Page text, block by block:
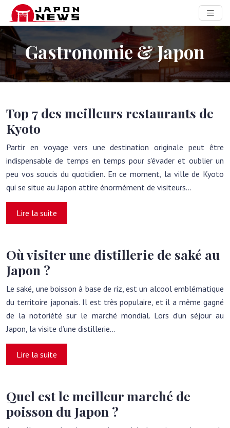
Gastronomie & Japon
Top 7 des meilleurs restaurants de
Kyoto
Partir en voyage vers une destination originale peut être
indispensable de temps en temps pour s’évader et oublier un
peu vos soucis du quotidien. En ce moment, la ville de Kyoto
qui se situe au Japon attire énormément de visiteurs…
Lire la suite
Où visiter une distillerie de saké au
Japon ?
Le saké, une boisson à base de riz, est un alcool emblématique
du territoire japonais. Il est très populaire, et il a même gagné
de la notoriété sur le marché mondial. Lors d’un séjour au
Japon, la visite d’une distillerie…
Lire la suite
Quel est le meilleur marché de
poisson du Japon ?